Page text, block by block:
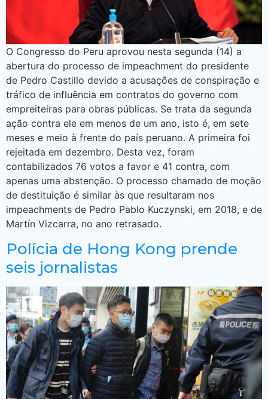
O Congresso do Peru aprovou nesta segunda (14) a
abertura do processo de impeachment do presidente
de Pedro Castillo devido a acusações de conspiração e
tráfico de influência em contratos do governo com
empreiteiras para obras públicas. Se trata da segunda
ação contra ele em menos de um ano, isto é, em sete
meses e meio à frente do país peruano. A primeira foi
rejeitada em dezembro. Desta vez, foram
contabilizados 76 votos a favor e 41 contra, com
apenas uma abstenção. O processo chamado de moção
de destituição é similar às que resultaram nos
impeachments de Pedro Pablo Kuczynski, em 2018, e de
Martín Vizcarra, no ano retrasado.
Polícia de Hong Kong prende
seis jornalistas